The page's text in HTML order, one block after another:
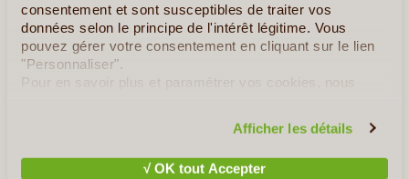
consentement et sont susceptibles de traiter vos
données selon le principe de l'intérêt légitime. Vous
pouvez gérer votre consentement en cliquant sur le lien
"Personnaliser".
Pour en savoir plus et paramétrer vos cookies, nous
Afficher les détails
√ OK tout Accepter
Avec ses 3 350m., l'Etna a fière allure et domine
majestueusement l'Est de la Sicile. Le sommet, souvent
signalé par un panache clair de cendres soufflées et
d'émanations sulfureuses, se voit de loin et arbore parfois
Lire la suite ≻